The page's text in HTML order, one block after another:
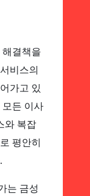
결책을
비스의
가고 있
든 이사
와 복잡
평안히
는 금성